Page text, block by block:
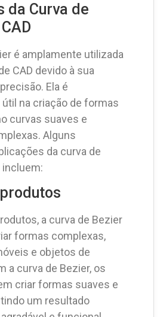
da Curva de
é amplamente utilizada
CAD devido à sua
Ela é
na criação de formas
curvas suaves e
Alguns
da curva de
incluem:
a curva de Bezier
formas complexas,
e objetos de
a curva de Bezier, os
criar formas suaves e
um resultado